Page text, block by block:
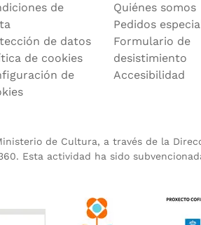
de
de datos
de cookies
de
Quiénes somos
Pedidos
Formulario de
desistimiento
Accesibilidad
de Cultura, a través de la
Esta actividad ha sido